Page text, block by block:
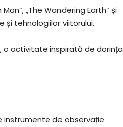
„The Wandering Earth” și
și tehnologiilor viitorului.
o activitate inspirată de dorința
instrumente de observație